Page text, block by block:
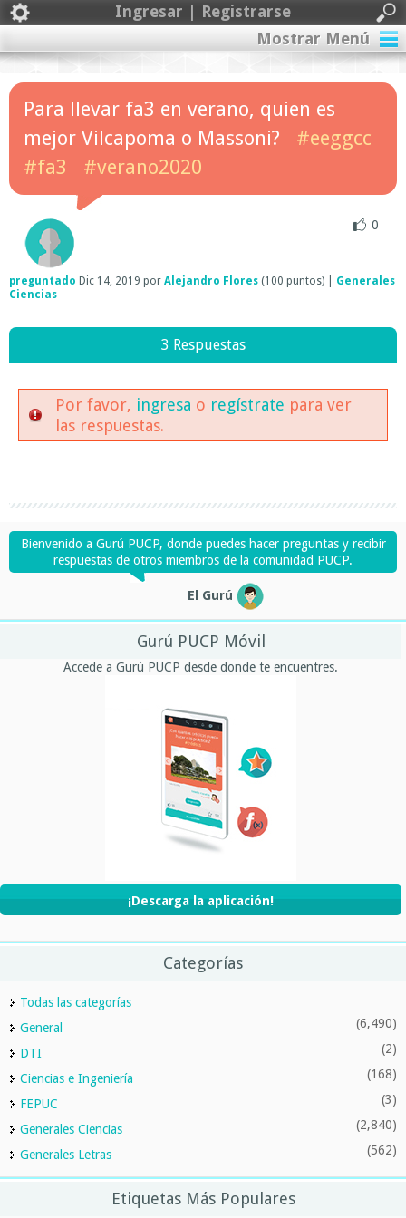
Ingresar | Registrarse
Mostrar Menú
Para llevar fa3 en verano, quien es
mejor Vilcapoma o Massoni?
#eeggcc
#fa3
#verano2020
0
preguntado Dic 14, 2019 por Alejandro Flores (100 puntos)
Generales
Ciencias
3 Respuestas
Por favor, ingresa o regístrate para ver
las respuestas.
Bienvenido a Gurú PUCP, donde puedes hacer preguntas y recibir
respuestas de otros miembros de la comunidad PUCP.
El Gurú
Gurú PUCP Móvil
Accede a Gurú PUCP desde donde te encuentres.
¡Descarga la aplicación!
Categorías
Todas las categorías
General
(6,490)
DTI (2)
Ciencias e Ingeniería (168)
FEPUC (3)
Generales Ciencias (2,840)
Generales Letras (562)
Etiquetas Más Populares